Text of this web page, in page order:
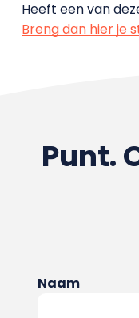
Heeft een van
Breng dan hier je
Punt.
Naam